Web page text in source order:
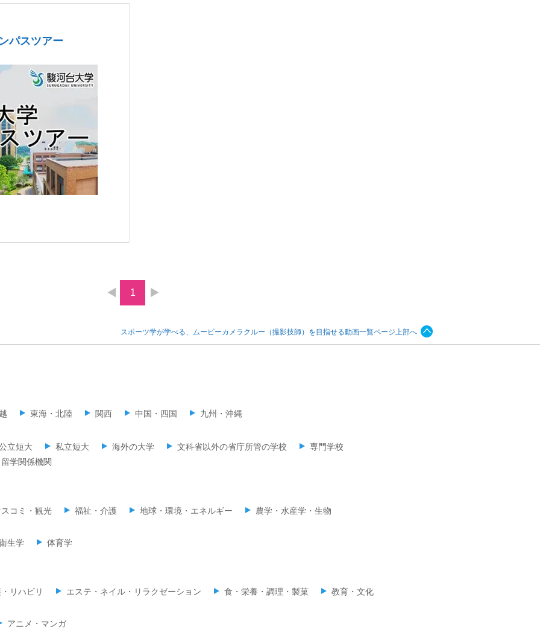
パスツアー
1
スポーツ学が学べる、ムービーカメラクルー（撮影技師）を目指せる動画一覧ページ上部へ
東海・北陸 関西 中国・四国 九州・沖縄
立短大 私立短大 海外の大学 文科省以外の省庁所管の学校
専門学校
留学関係機関
コミ・観光 福祉・介護 地球・環境・エネルギー 農学・水産学・生物
生学 体育学
リハビリ エステ・ネイル・リラクゼーション 食・栄養・調理・製菓 教育・文化
アニメ・マンガ